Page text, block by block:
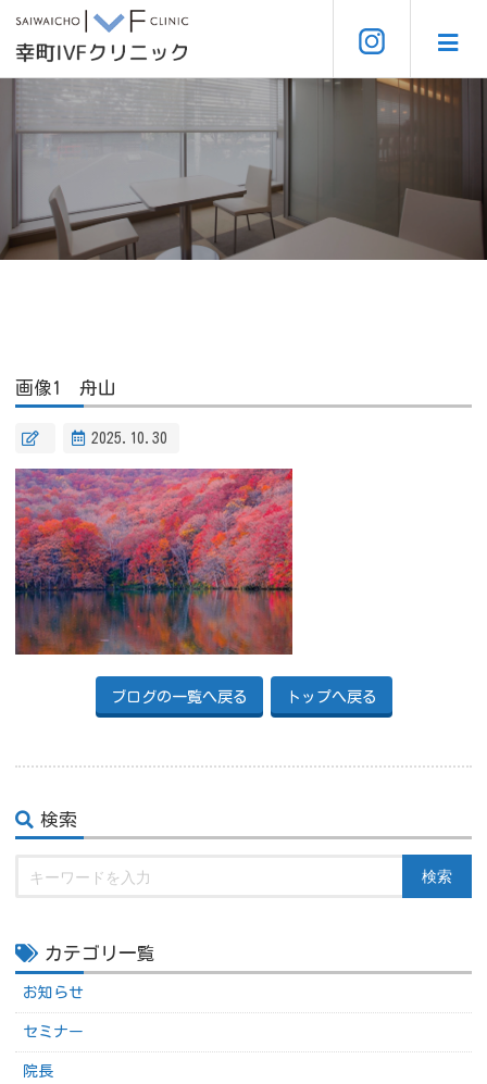
画像1 舟山
2025.10.30
ブログの一覧へ戻る トップへ戻る
検索
検索
カテゴリ一覧
お知らせ
セミナー
院長